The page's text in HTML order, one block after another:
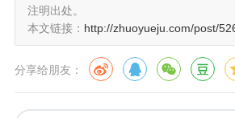
注明出处。
本文链接： http://zhuoyueju.com/post/
分享给朋友：